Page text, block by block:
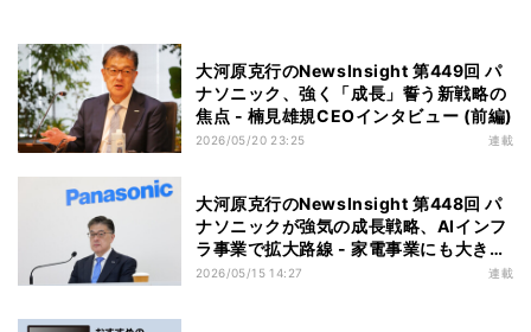
大河原克行のNewsInsight 第449回 パ
ナソニック、強く「成長」誓う新戦略の
焦点 - 楠見雄規CEOインタビュー (前編)
2026/05/20 23:25 連載
大河原克行のNewsInsight 第448回 パ
ナソニックが強気の成長戦略、AIインフ
ラ事業で拡大路線 - 家電事業にも大きな
役割
2026/05/15 14:27 連載